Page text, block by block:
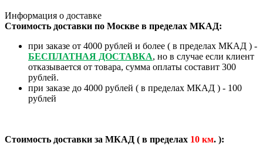
Информация о доставке
Стоимость доставки по Москве в пределах МКАД:
при заказе от 4000 рублей и более ( в пределах МКАД ) -
БЕСПЛАТНАЯ ДОСТАВКА, но в случае если клиент
отказывается от товара, сумма оплаты составит 300
рублей.
при заказе до 4000 рублей ( в пределах МКАД ) - 100
рублей
Стоимость доставки за МКАД ( в пределах 10 км. ):